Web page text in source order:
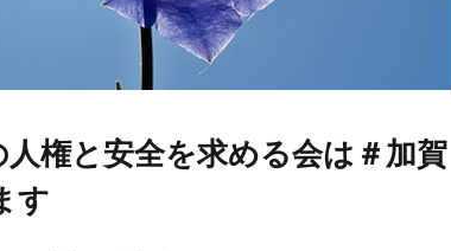
権と安全を求める会は＃加賀
す